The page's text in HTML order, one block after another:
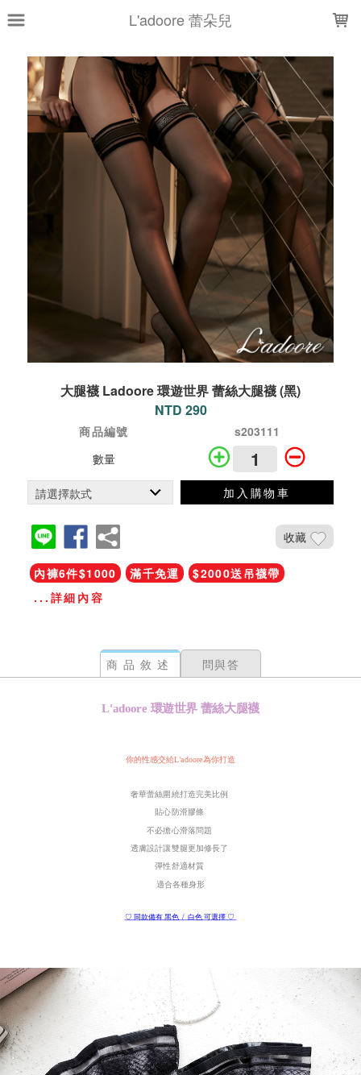
L'adoore 蕾朵兒
大腿襪 Ladoore 環遊世界 蕾絲大腿襪 (黑)
NTD 290
商品編號
s203111
數量
加入購物車
收藏
內褲6件$1000 滿千免運
$2000送吊襪帶
...詳細內容
商品敘述 問與答